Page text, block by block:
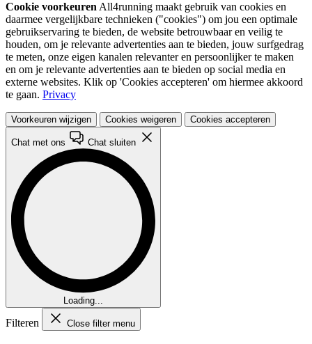
Cookie voorkeuren All4running maakt gebruik van cookies en
daarmee vergelijkbare technieken ("cookies") om jou een optimale
gebruikservaring te bieden, de website betrouwbaar en veilig te
houden, om je relevante advertenties aan te bieden, jouw surfgedrag
te meten, onze eigen kanalen relevanter en persoonlijker te maken
en om je relevante advertenties aan te bieden op social media en
externe websites. Klik op 'Cookies accepteren' om hiermee akkoord
te gaan. Privacy
Voorkeuren wijzigen Cookies weigeren Cookies accepteren
Chat met ons Chat sluiten
Loading...
Filteren Close filter menu